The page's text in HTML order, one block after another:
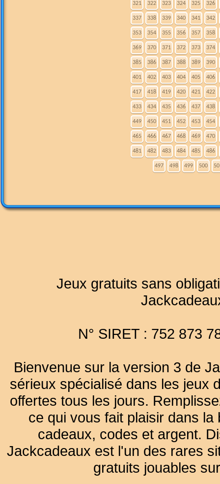
321 322 323 324 325 326
337 338 339 340 341 342
353 354 355 356 357 358
369 370 371 372 373 374
385 386 387 388 389 390
401 402 403 404 405 406
417 418 419 420 421 422
433 434 435 436 437 438
449 450 451 452 453 454
465 466 467 468 469 470
481 482 483 484 485 486
497 498 499 500
Jeux gratuits sans
N° SIRET : 752 873
Bienvenue sur la version 3 de
sérieux spécialisé dans les jeux
offertes tous les jours.
ce qui vous fait plaisir dans
cadeaux, codes et argent.
Jackcadeaux est l'un des rares
gratuits jouables